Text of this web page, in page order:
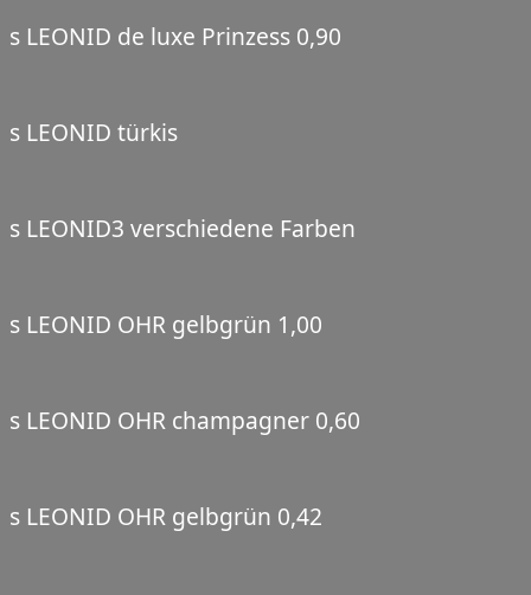
s LEONID de luxe Prinzess 0,90
s LEONID türkis
s LEONID3 verschiedene Farben
s LEONID OHR gelbgrün 1,00
s LEONID OHR champagner 0,60
s LEONID OHR gelbgrün 0,42